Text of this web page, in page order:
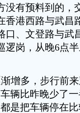
没有预料到的，
香港西路与武昌
口、文登路与武
逻岗，从晚6点
多，步行前来
辆比昨晚少了
是把车辆停在